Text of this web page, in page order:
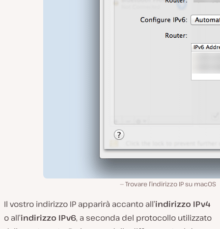
Trovare l’indirizzo IP su macOS
Il vostro indirizzo IP apparirà accanto all’indirizzo IPv4
o all’indirizzo IPv6, a seconda del protocollo utilizzato